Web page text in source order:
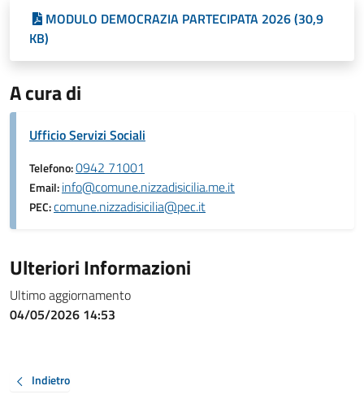
MODULO DEMOCRAZIA PARTECIPATA 2026 (30,9
KB)
A cura di
Ufficio Servizi Sociali
Telefono:0942 71001
Email:info@comune.nizzadisicilia.me.it
PEC:comune.nizzadisicilia@pec.it
Ulteriori Informazioni
Ultimo aggiornamento
04/05/2026 14:53
Indietro